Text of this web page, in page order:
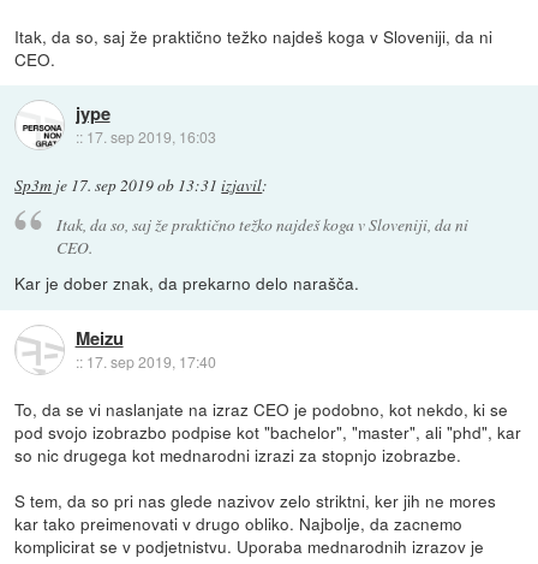
Itak, da so, saj že praktično težko najdeš koga v Sloveniji, da ni
CEO.
jype
:: 17. sep 2019, 16:03
Sp3m je 17. sep 2019 ob 13:31 izjavil:
Itak, da so, saj že praktično težko najdeš koga v Sloveniji, da ni
CEO.
Kar je dober znak, da prekarno delo narašča.
Meizu
:: 17. sep 2019, 17:40
To, da se vi naslanjate na izraz CEO je podobno, kot nekdo, ki se
pod svojo izobrazbo podpise kot "bachelor", "master", ali "phd", kar
so nic drugega kot mednarodni izrazi za stopnjo izobrazbe.
S tem, da so pri nas glede nazivov zelo striktni, ker jih ne mores
kar tako preimenovati v drugo obliko. Najbolje, da zacnemo
komplicirat se v podjetnistvu. Uporaba mednarodnih izrazov je